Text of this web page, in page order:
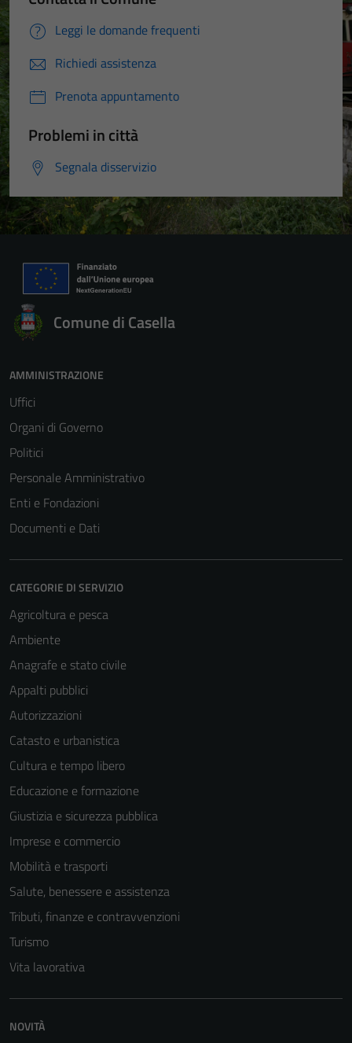
Leggi le domande frequenti
Richiedi assistenza
Prenota appuntamento
Problemi in città
Segnala disservizio
Comune di Casella
AMMINISTRAZIONE
Uffici
Organi di Governo
Politici
Personale Amministrativo
Enti e Fondazioni
Documenti e Dati
CATEGORIE DI SERVIZIO
Agricoltura e pesca
Ambiente
Anagrafe e stato civile
Appalti pubblici
Autorizzazioni
Catasto e urbanistica
Cultura e tempo libero
Educazione e formazione
Giustizia e sicurezza pubblica
Imprese e commercio
Mobilità e trasporti
Salute, benessere e assistenza
Tributi, finanze e contravvenzioni
Turismo
Vita lavorativa
NOVITÀ